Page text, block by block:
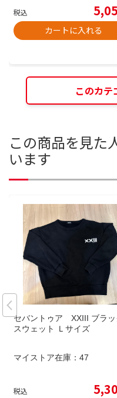
税込
カートに入れる
このカテ
この商品を見た
います
セバントゥア XXIII ブラッ
スウェット Ｌサイズ
マイストア在庫： 47
税込